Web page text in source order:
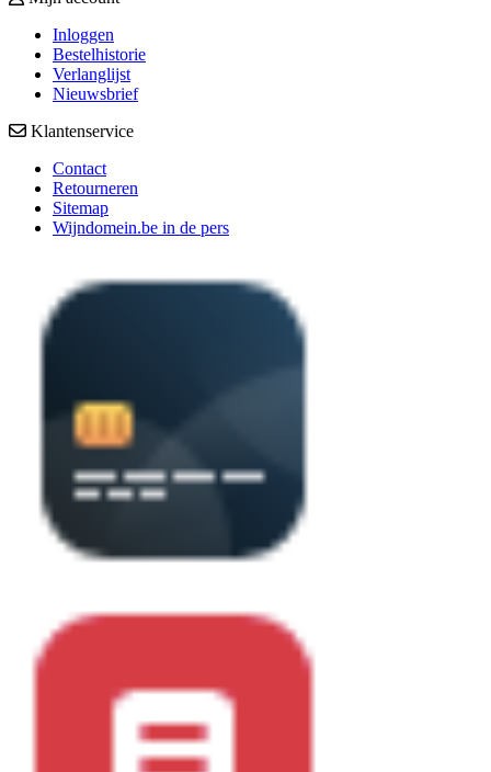
Inloggen
Bestelhistorie
Verlanglijst
Nieuwsbrief
Klantenservice
Contact
Retourneren
Sitemap
Wijndomein.be in de pers